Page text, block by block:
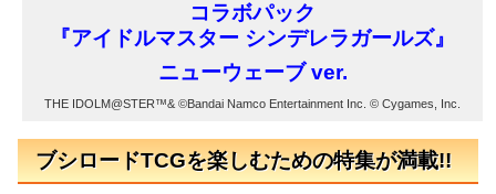
コラボパック
『アイドルマスター シンデレラガールズ』
ニューウェーブ ver.
THE IDOLM@STER™& ©Bandai Namco Entertainment Inc. © Cygames, Inc.
ブシロードTCGを楽しむための特集が満載!!